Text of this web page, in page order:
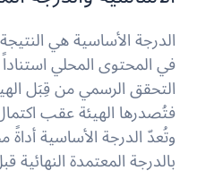
الدرجة الأساسية هي
في المحتوى المحلي استناداً
التحقق الرسمي من قِبَل
فتُصدرها الهيئة عقب
وتُعدّ الدرجة الأساسية أداةً
بالدرجة المعتمدة